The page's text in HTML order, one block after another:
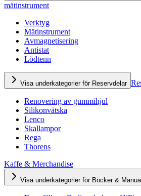
mätinstrument
Verktyg
Mätinstrument
Avmagnetisering
Antistat
Lödtenn
Visa underkategorier för Reservdelar
Renovering av gummihjul
Silikonvätska
Lenco
Skallampor
Rega
Thorens
Kaffe & Merchandise
Visa underkategorier för Böcker &